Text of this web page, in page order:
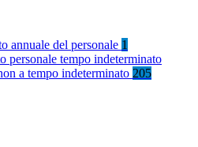
annuale del personale 1
personale tempo indeterminato
a tempo indeterminato 205